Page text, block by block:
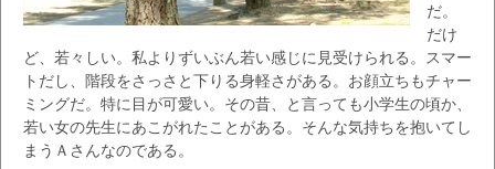
だ。
だけ
ど、若々しい。私よりずいぶん若い感じに見受けられる。スマー
トだし、階段をさっさと下りる身軽さがある。お顔立ちもチャー
ミングだ。特に目が可愛い。その昔、と言っても小学生の頃か、
若い女の先生にあこがれたことがある。そんな気持ちを抱いてし
まうＡさんなのである。